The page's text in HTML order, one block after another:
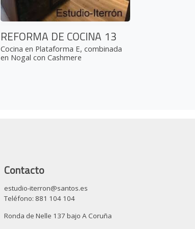
REFORMA DE COCINA 13
Cocina en Plataforma E, combinada
en Nogal con Cashmere
Contacto
estudio-iterron@santos.es
Teléfono: 881 104 104
Ronda de Nelle 137 bajo A Coruña